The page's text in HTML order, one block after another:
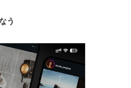
う